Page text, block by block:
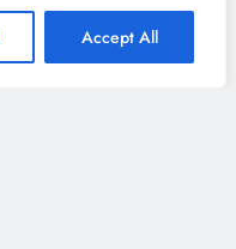
Accept All